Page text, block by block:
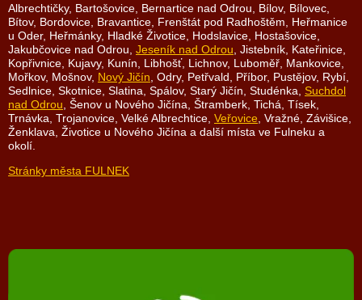
Albrechtičky, Bartošovice, Bernartice nad Odrou, Bílov, Bílovec,
Bítov, Bordovice, Bravantice, Frenštát pod Radhoštěm, Heřmanice
u Oder, Heřmánky, Hladké Životice, Hodslavice, Hostašovice,
Jakubčovice nad Odrou, Jeseník nad Odrou , Jistebník, Kateřinice,
Kopřivnice, Kujavy, Kunín, Libhošť, Lichnov, Luboměř, Mankovice,
Mořkov, Mošnov, Nový Jičín , Odry, Petřvald, Příbor, Pustějov, Rybí,
Sedlnice, Skotnice, Slatina, Spálov, Starý Jičín, Studénka, Suchdol
nad Odrou , Šenov u Nového Jičína, Štramberk, Tichá, Tísek,
Trnávka, Trojanovice, Velké Albrechtice, Veřovice , Vražné, Závišice,
Ženklava, Životice u Nového Jičína a další místa ve Fulneku a
okolí.
Stránky města FULNEK